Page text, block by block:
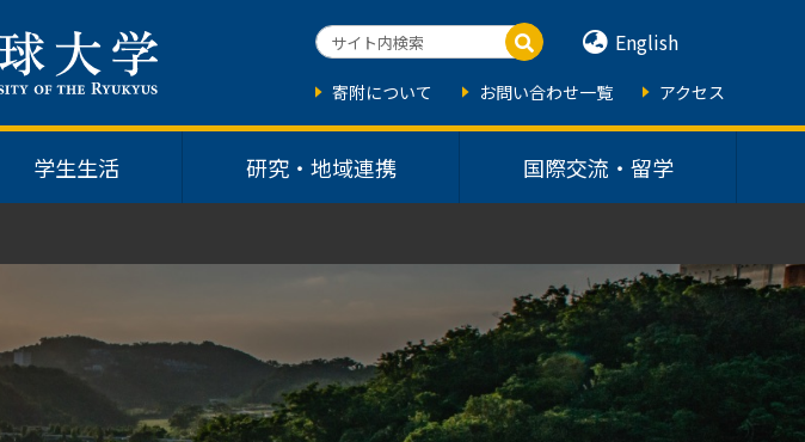
学生生活 研究・地域連携 国際交流・留学
English
寄附について お問い合わせ一覧 アクセス